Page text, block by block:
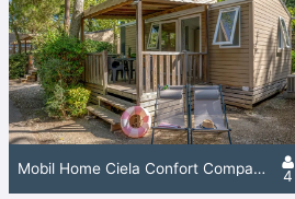
Mobil Home Ciela Confort Compact - 2 Chambres 4